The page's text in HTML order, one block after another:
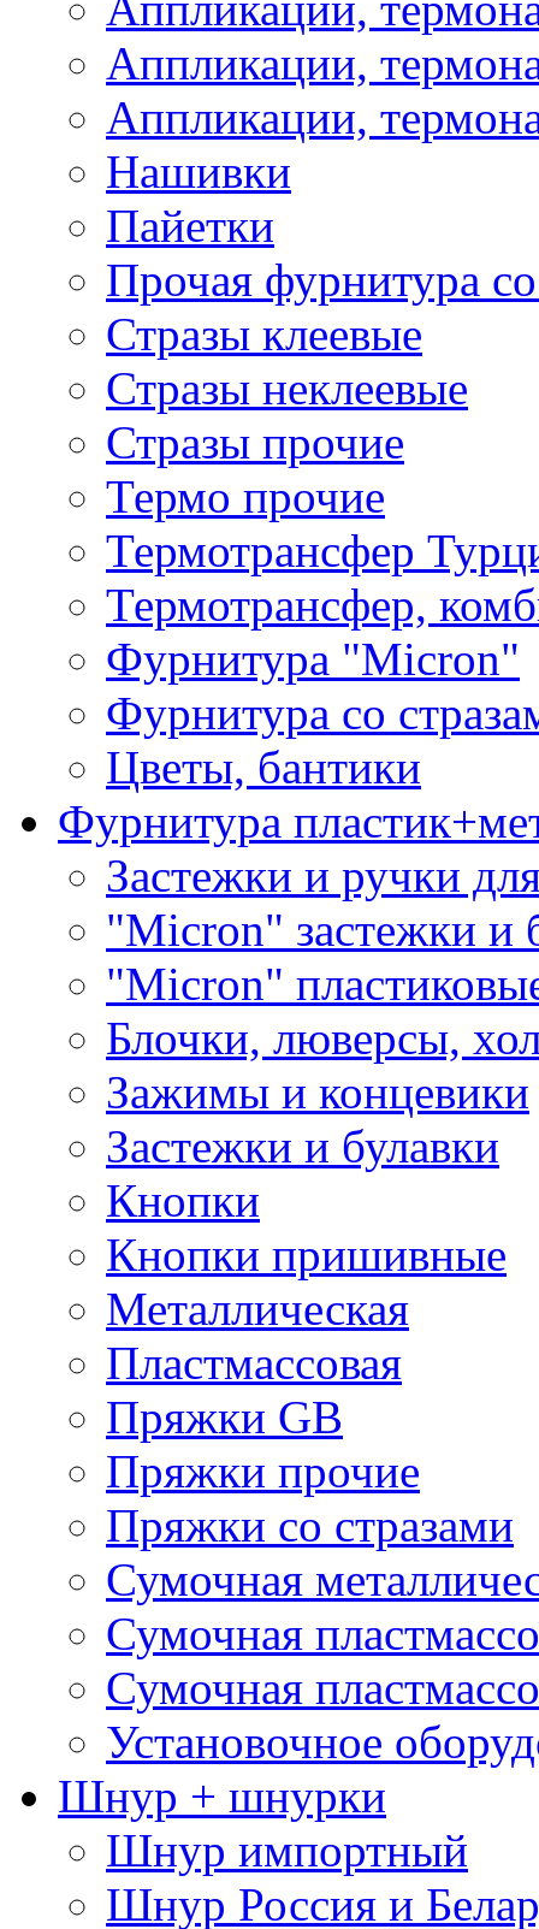
Аппликации,
Аппликации,
Нашивки
Пайетки
Прочая фурнитура
Стразы клеевые
Стразы неклеевые
Стразы прочие
Термо прочие
Термотрансфер
Термотрансфер,
Фурнитура "Micron"
Фурнитура со
Цветы, бантики
Фурнитура
Застежки и ручки
"Micron" застежки и
"Micron"
Блочки, люверсы,
Зажимы и концевики
Застежки и булавки
Кнопки
Кнопки пришивные
Металлическая
Пластмассовая
Пряжки GB
Пряжки прочие
Пряжки со стразами
Сумочная
Сумочная
Сумочная
Установочное
Шнур + шнурки
Шнур импортный
Шнур Россия и